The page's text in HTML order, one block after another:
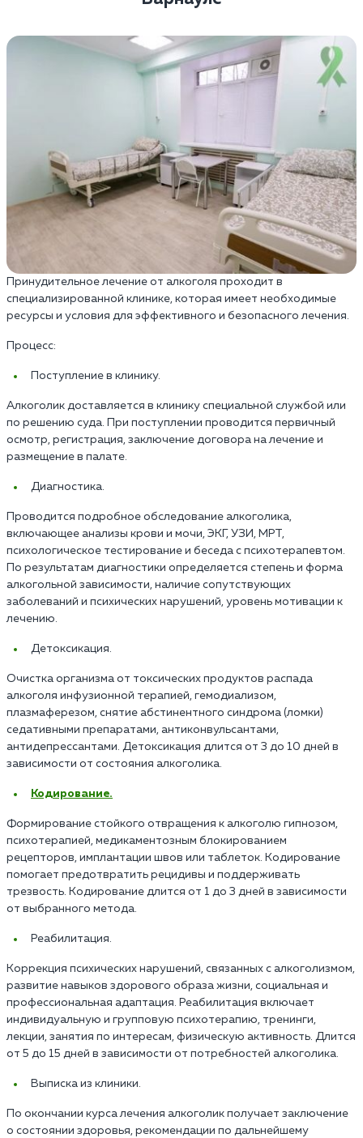
Принудительное лечение от алкоголя проходит в
специализированной клинике, которая имеет необходимые
ресурсы и условия для эффективного и безопасного лечения.
Процесс:
Поступление в клинику.
Алкоголик доставляется в клинику специальной службой или
по решению суда. При поступлении проводится первичный
осмотр, регистрация, заключение договора на лечение и
размещение в палате.
Диагностика.
Проводится подробное обследование алкоголика,
включающее анализы крови и мочи, ЭКГ, УЗИ, МРТ,
психологическое тестирование и беседа с психотерапевтом.
По результатам диагностики определяется степень и форма
алкогольной зависимости, наличие сопутствующих
заболеваний и психических нарушений, уровень мотивации к
лечению.
Детоксикация.
Очистка организма от токсических продуктов распада
алкоголя инфузионной терапией, гемодиализом,
плазмаферезом, снятие абстинентного синдрома (ломки)
седативными препаратами, антиконвульсантами,
антидепрессантами. Детоксикация длится от 3 до 10 дней в
зависимости от состояния алкоголика.
Кодирование.
Формирование стойкого отвращения к алкоголю гипнозом,
психотерапией, медикаментозным блокированием
рецепторов, имплантации швов или таблеток. Кодирование
помогает предотвратить рецидивы и поддерживать
трезвость. Кодирование длится от 1 до 3 дней в зависимости
от выбранного метода.
Реабилитация.
Коррекция психических нарушений, связанных с алкоголизмом,
развитие навыков здорового образа жизни, социальная и
профессиональная адаптация. Реабилитация включает
индивидуальную и групповую психотерапию, тренинги,
лекции, занятия по интересам, физическую активность. Длится
от 5 до 15 дней в зависимости от потребностей алкоголика.
Выписка из клиники.
По окончании курса лечения алкоголик получает заключение
о состоянии здоровья, рекомендации по дальнейшему